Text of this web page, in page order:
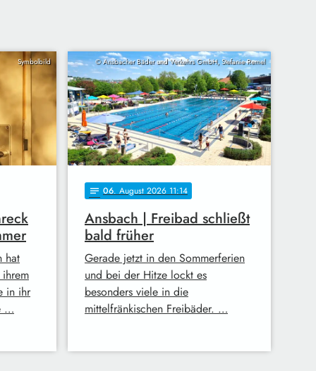
Symbolbild
hat
in ihr
…
© Ansbacher Bäder und Verkehrs GmbH, Stefanie Remel
notes 06. August 2026 11:14
Ansbach | Freibad schließt
bald früher
Gerade jetzt in den Sommerferien
und bei der Hitze lockt es
besonders viele in die
mittelfränkischen Freibäder. …